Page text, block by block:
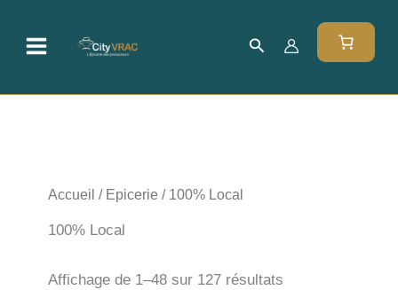
contenu
Rechercher
Accueil / Epicerie / 100% Local
100% Local
Affichage de 1–48 sur 127 résultats